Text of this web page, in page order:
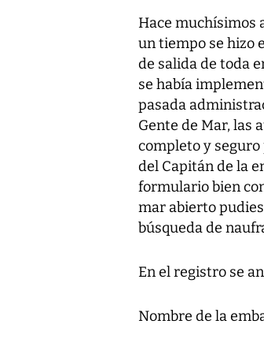
Hace muchísimos
un tiempo se hizo
de salida de toda
se había
pasada
Gente de Mar, las
completo y seguro
del Capitán de la
formulario bien
mar abierto
búsqueda de
En el registro se
Nombre de la